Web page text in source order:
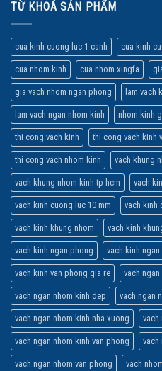
TỪ KHOÁ SẢN PHẨM
cua kinh cuong luc 1 canh cua kinh
cua nhom kinh cua nhom xingfa
gia vach nhom ngan phong lam vach
lam vach ngan nhom kinh nhom kinh
thi cong vach kinh thi cong vach kinh
thi cong vach nhom kinh vach khung
vach khung nhom kinh tp hcm vach
vach kinh cuong luc 10 mm vach kinh
vach kinh khung nhom vach kinh
vach kinh ngan phong vach kinh
vach kinh van phong gia re vach ngan
vach ngan nhom kinh dep vach ngan
vach ngan nhom kinh nha xuong vach
vach ngan nhom kinh van phong vach
vach ngan nhom van phong vach